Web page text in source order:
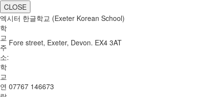
CLOSE
엑시터 한글학교 (Exeter Korean School)
학
교
주
소:
Fore street, Exeter, Devon. EX4 3AT
학
교
연 07767 146673